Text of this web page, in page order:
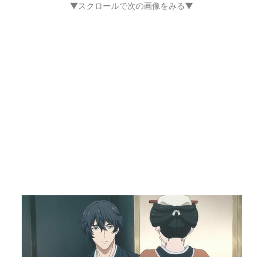
▼スクロールで次の画像をみる▼